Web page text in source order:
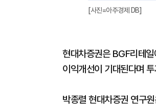
[사진=아주경제 DB]
현대차증권은 BGF리테
이익개선이 기대된다며
박종렬 현대차증권 연구